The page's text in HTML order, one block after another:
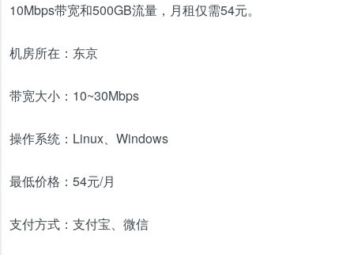
10Mbps带宽和500GB流量，月租仅需54元。
机房所在： 东京
带宽大小： 10~30Mbps
操作系统： Linux、Windows
最低价格： 54元/月
支付方式： 支付宝、微信